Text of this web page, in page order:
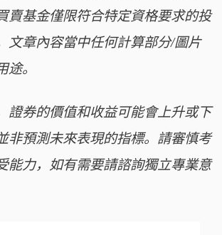
賣基金僅限符合特定資格要求的投
文章內容當中任何計算部分/圖片
途。
證券的價值和收益可能會上升或下
非預測未來表現的指標。請審慎考
能力，如有需要請諮詢獨立專業意